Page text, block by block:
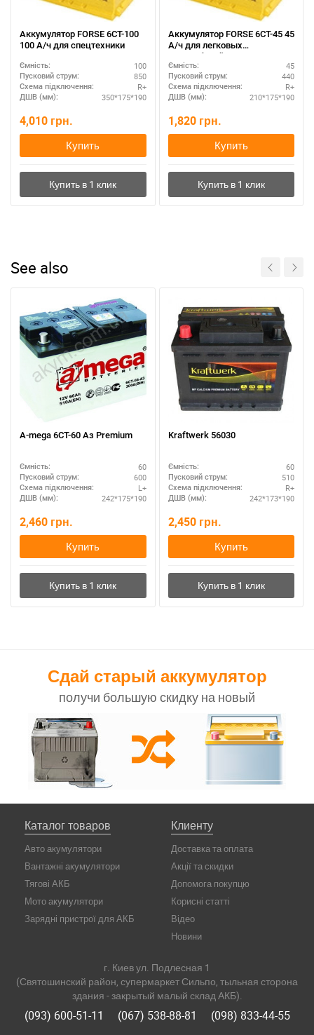
Аккумулятор FORSE 6СТ-100
100 А/ч для спецтехники
Ємність: 100
Пусковий струм: 850
Схема підключення: R+
ДШВ (мм): 350*175*190
4,010 грн.
Купить
Аккумулятор FORSE 6СТ-45 45
А/ч для легковых
автомобилей
Ємність: 45
Пусковий струм: 440
Схема підключення: R+
ДШВ (мм): 210*175*190
1,820 грн.
Купить
See also
A-mega 6СТ-60 Аз Premium
Ємність: 60
Пусковий струм: 600
Схема підключення: L+
ДШВ (мм): 242*175*190
2,460 грн.
Купить
Kraftwerk 56030
Ємність: 60
Пусковий струм: 510
Схема підключення: R+
ДШВ (мм): 242*173*190
2,450 грн.
Купить
Сдай старый аккумулятор
получи большую скидку на новый
Каталог товаров
Авто акумулятори
Вантажні акумулятори
Тягові АКБ
Мото акумулятори
Зарядні пристрої для АКБ
Клиенту
Доставка та оплата
Акції та скидки
Допомога покупцю
Корисні статті
Відео
Новини
г. Киев ул. Подлесная 1
(Святошинский район, супермаркет Сильпо, тыльная сторона
здания - закрытый малый склад АКБ).
(093) 600-51-11 (067) 538-88-81
(098) 833-44-55
Написати в Viber Написати в Telegram